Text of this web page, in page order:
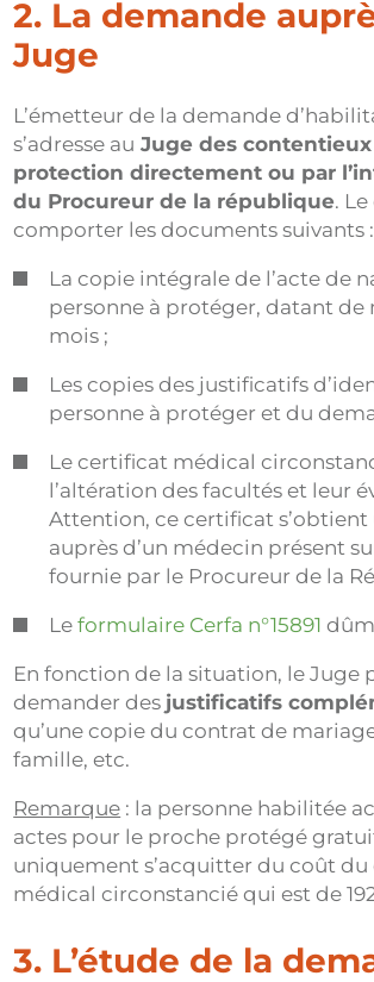
2. La demande
Juge
L’émetteur de la demande
s’adresse au Juge des
protection directement ou par
du Procureur de la république.
comporter les documents suivants :
La copie intégrale de l’acte de
personne à protéger, datant de
mois ;
Les copies des justificatifs
personne à protéger et du
Le certificat médical
l’altération des facultés et leur
Attention, ce certificat
auprès d’un médecin présent
fournie par le Procureur de la
Leformulaire Cerfa n°15891
En fonction de la situation, le Juge
demander des justificatifs
qu’une copie du contrat de
famille, etc.
Remarque : la personne habilitée
actes pour le proche protégé
uniquement s’acquitter du coût
médical circonstancié qui est de
3. L’étude de la